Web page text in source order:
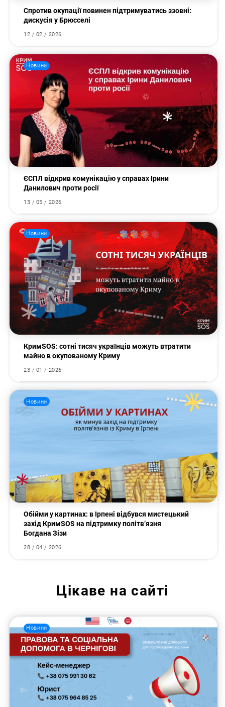
Спротив окупації повинен підтримуватись ззовні:
дискусія у Брюсселі
12 / 02 / 2026
Новини
ЄСПЛ відкрив комунікацію у справах Ірини
Данилович проти росії
13 / 05 / 2026
Новини
КримSOS: сотні тисяч українців можуть втратити
майно в окупованому Криму
23 / 01 / 2026
Новини
Обійми у картинах: в Ірпені відбувся мистецький
захід КримSOS на підтримку політв’язня
Богдана Зізи
28 / 04 / 2026
Цікаве на сайті
Новини